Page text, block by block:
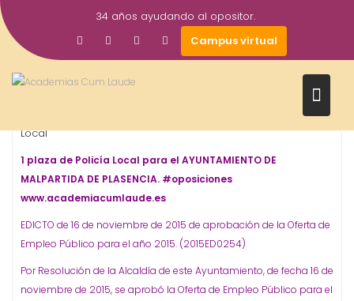
Saltar
al
contenido
34 años ayudando al opositor.
Campus virtual
Nov
2015
academiacumlaudeoposiciones
OPOSICIONES - ESPECIALIDADES
Local
1 plaza de Policía Local para el AYUNTAMIENTO DE
MALPARTIDA DE PLASENCIA. #oposiciones
www.academiacumlaude.es
EDICTO de 16 de noviembre de 2015 de aprobación de la Oferta de
Empleo Público para el año 2015. (2015ED0254)
Por Resolución de la Alcaldía de este Ayuntamiento, de fecha 16 de
noviembre de 2015, se aprobó la Oferta de Empleo Público para el